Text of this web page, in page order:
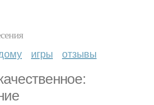
игры отзывы